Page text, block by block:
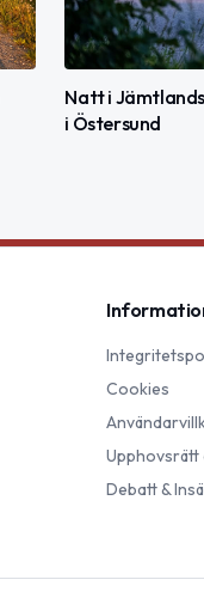
Natt i
i Östersund
Cookies
Upphovsrätt
Debatt &